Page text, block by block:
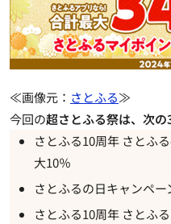
≪画像元： さとふる≫
今回の超さとふる祭は、次
さとふる10周年 さとふ
大10％
さとふるの日キャンペ
さとふる10周年 さとふ